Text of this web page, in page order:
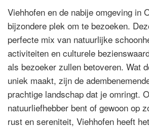
Viehhofen en de nabije omgeving in
bijzondere plek om te bezoeken.
perfecte mix van natuurlijke
activiteiten en culturele
als bezoeker zullen betoveren. Wat
uniek maakt, zijn de
prachtige landschap dat je omringt.
natuurliefhebber bent of gewoon op
rust en sereniteit, Viehhofen heeft